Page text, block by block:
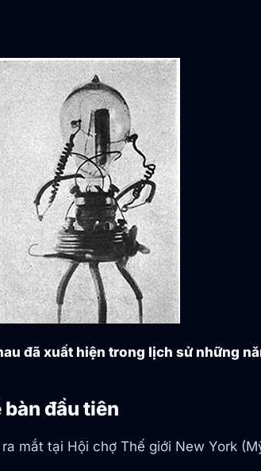
đã xuất hiện trong lịch sử những
đầu tiên
mắt tại Hội chợ Thế giới New York